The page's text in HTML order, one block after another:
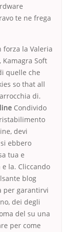
te ne frega
forza la Valeria
Kamagra Soft
quelle che
so that all
di.
Condivido
devi
ebbero
tua e
la. Cliccando
blog
per garantirvi
dei degli
del su una
per come